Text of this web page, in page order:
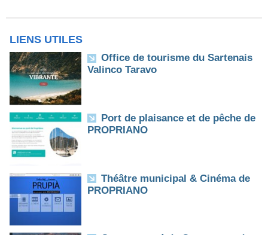
LIENS UTILES
Office de tourisme du Sartenais
Valinco Taravo
Port de plaisance et de pêche de
PROPRIANO
Théâtre municipal & Cinéma de
PROPRIANO